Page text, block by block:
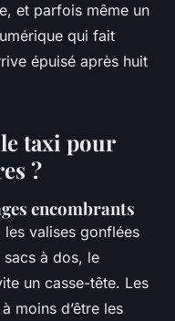
et parfois même un
qui fait
épuisé après huit
taxi pour
?
encombrants
valises gonflées
sacs à dos, le
un casse-tête. Les
moins d’être les